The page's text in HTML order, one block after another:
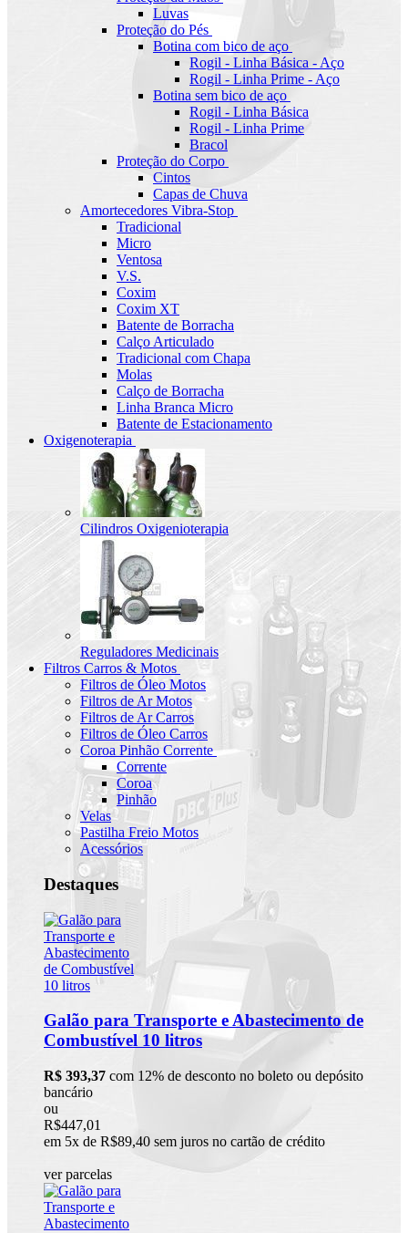
Luvas
Proteção do Pés
Botina com bico de aço
Rogil - Linha Básica - Aço
Rogil - Linha Prime - Aço
Botina sem bico de aço
Rogil - Linha Básica
Rogil - Linha Prime
Bracol
Proteção do Corpo
Cintos
Capas de Chuva
Amortecedores Vibra-Stop
Tradicional
Micro
Ventosa
V.S.
Coxim
Coxim XT
Batente de Borracha
Calço Articulado
Tradicional com Chapa
Molas
Calço de Borracha
Linha Branca Micro
Batente de Estacionamento
Oxigenoterapia
Cilindros Oxigenioterapia
Reguladores Medicinais
Filtros Carros & Motos
Filtros de Óleo Motos
Filtros de Ar Motos
Filtros de Ar Carros
Filtros de Óleo Carros
Coroa Pinhão Corrente
Corrente
Coroa
Pinhão
Velas
Pastilha Freio Motos
Acessórios
Destaques
Galão para Transporte e Abastecimento de
Combustível 10 litros
R$ 393,37 com 12% de desconto no boleto ou depósito
bancário
ou
R$447,01
em 5x de R$89,40 sem juros no cartão de crédito
ver parcelas